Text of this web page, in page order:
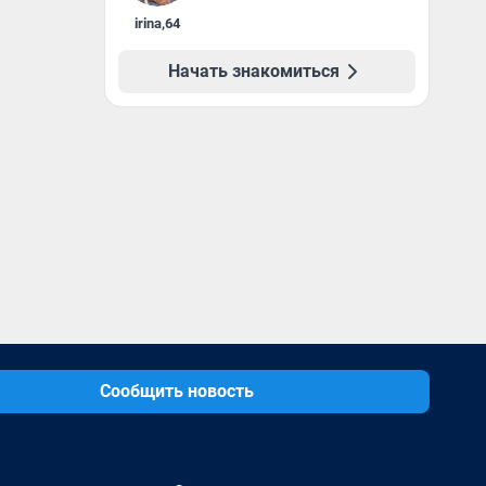
irina,64
Начать знакомиться
Сообщить новость